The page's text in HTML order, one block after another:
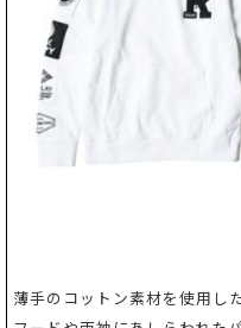
薄手のコットン素材を使用し